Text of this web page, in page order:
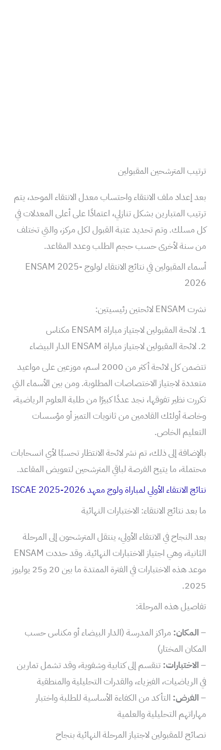
ترتيب المترشحين المقبولين
بعد إعداد ملف الانتقاء واحتساب معدل الانتقاء الموحد، يتم
ترتيب المتبارين بشكل تنازلي، اعتمادًا على أعلى المعدلات في
كل مسلك. وتم تحديد عتبة القبول لكل مركز، والتي تختلف
من سنة لأخرى حسب حجم الطلب وعدد المقاعد.
أسماء المقبولين في نتائج الانتقاء لولوج ENSAM 2025-
2026
نشرت ENSAM لائحتين رئيسيتين:
1. لائحة المقبولين لاجتياز مباراة ENSAM مكناس
2. لائحة المقبولين لاجتياز مباراة ENSAM الدار البيضاء
تتضمن كل لائحة أكثر من 2000 اسم، موزعين على مواعيد
متعددة لاجتياز الاختصاصات المطلوبة. ومن بين الأسماء التي
تكررت نظير تفوقها، نجد عددًا كبيرًا من طلبة العلوم الرياضية،
وخاصة أولئك القادمين من ثانويات التميز أو مؤسسات
التعليم الخاص.
بالإضافة إلى ذلك، تم نشر لائحة الانتظار تحسبًا لأي انسحابات
محتملة، ما يتيح الفرصة لباقي المترشحين لتعويض المقاعد.
نتائج الانتقاء الأولي لمباراة ولوج معهد ISCAE 2025-2026
ما بعد نتائج الانتقاء: الاختبارات النهائية
بعد النجاح في الانتقاء الأولي، ينتقل المترشحون إلى المرحلة
الثانية، وهي اجتياز الاختبارات النهائية. وقد حددت ENSAM
موعد هذه الاختبارات في الفترة الممتدة ما بين 20 و25 يوليوز
2025.
تفاصيل هذه المرحلة:
–المكان: مراكز المدرسة (الدار البيضاء أو مكناس حسب
المكان المختار)
–الاختبارات:تنقسم إلى كتابية وشفوية، وقد تشمل تمارين
في الرياضيات، الفيزياء، والقدرات التحليلية والمنطقية
–الغرض: التأكد من الكفاءة الأساسية للطلبة واختبار
مهاراتهم التحليلية والعلمية
نصائح للمقبولين لاجتياز المرحلة النهائية بنجاح